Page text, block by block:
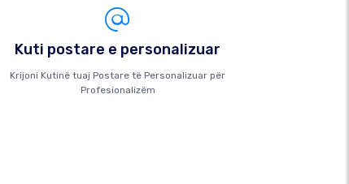
Kuti postare e personalizuar
Krijoni Kutinë tuaj Postare të Personalizuar për
Profesionalizëm